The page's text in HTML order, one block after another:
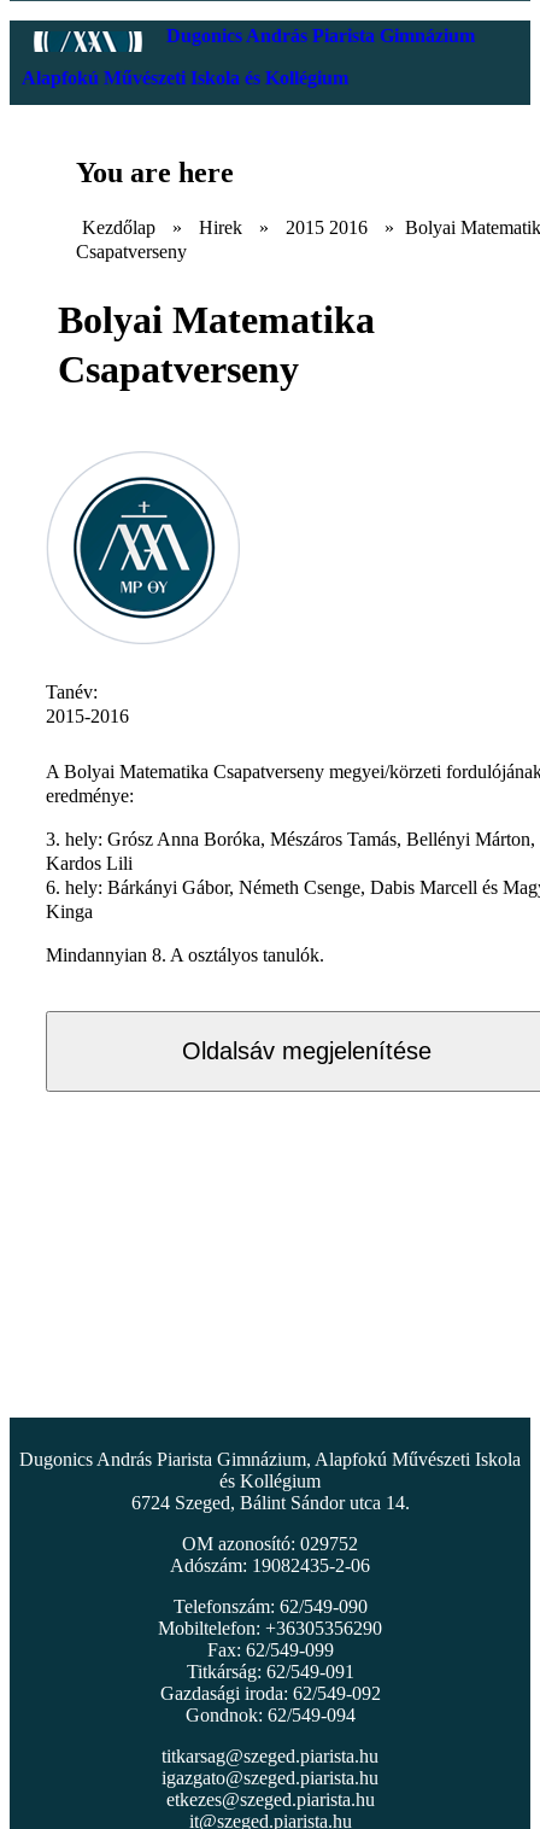
Dugonics András Piarista Gimnázium
Alapfokú Művészeti Iskola és Kollégium
You are here
Kezdőlap » Hirek » 2015 2016 » Bolyai
Csapatverseny
Bolyai Matematika
Csapatverseny
Tanév:
2015-2016
A Bolyai Matematika Csapatverseny megyei/körzeti
eredménye:
3. hely: Grósz Anna Boróka, Mészáros Tamás, Bellényi Márton,
Kardos Lili
6. hely: Bárkányi Gábor, Németh Csenge, Dabis Marcell és
Kinga
Mindannyian 8. A osztályos tanulók.
Oldalsáv megjelenítése
Dugonics András Piarista Gimnázium, Alapfokú Művészeti Iskola
és Kollégium
6724 Szeged, Bálint Sándor utca 14.
OM azonosító: 029752
Adószám: 19082435-2-06
Telefonszám: 62/549-090
Mobiltelefon: +36305356290
Fax: 62/549-099
Titkárság: 62/549-091
Gazdasági iroda: 62/549-092
Gondnok: 62/549-094
titkarsag@szeged.piarista.hu
igazgato@szeged.piarista.hu
etkezes@szeged.piarista.hu
it@szeged.piarista.hu